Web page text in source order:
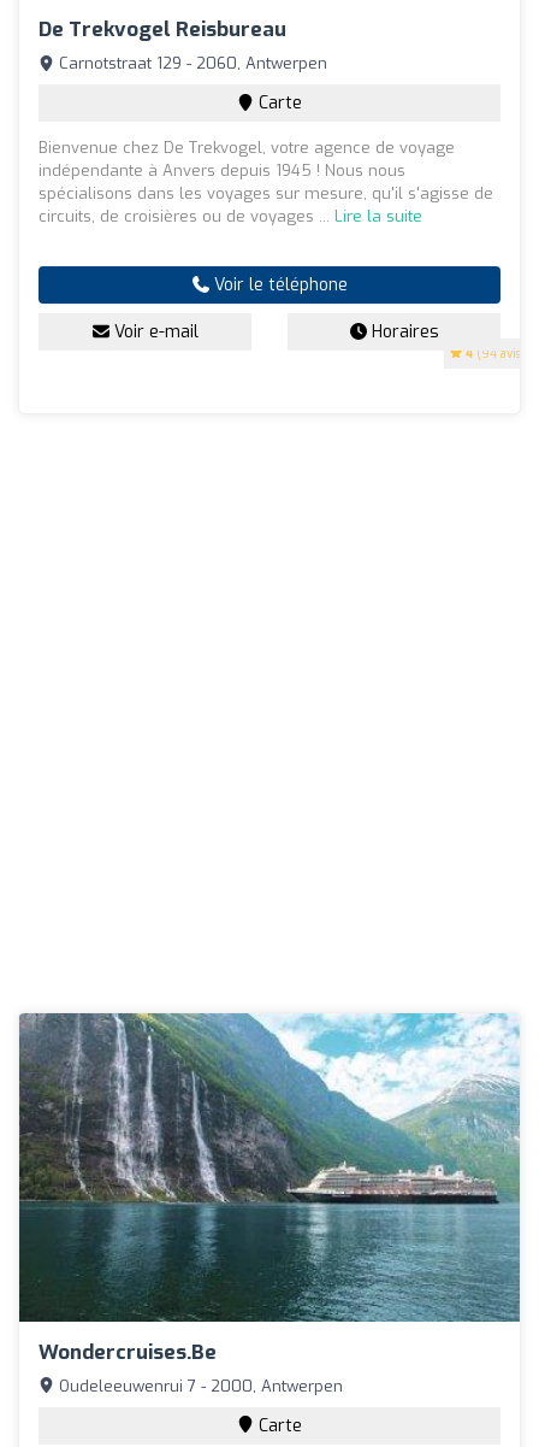
De Trekvogel Reisbureau
4 (94 avis)
Carnotstraat 129 - 2060, Antwerpen
Carte
Bienvenue chez De Trekvogel, votre agence de voyage
indépendante à Anvers depuis 1945 ! Nous nous
spécialisons dans les voyages sur mesure, qu'il s'agisse de
circuits, de croisières ou de voyages ... Lire la suite
Voir le téléphone
Voir e-mail Horaires
Wondercruises.be
Oudeleeuwenrui 7 - 2000, Antwerpen
Carte